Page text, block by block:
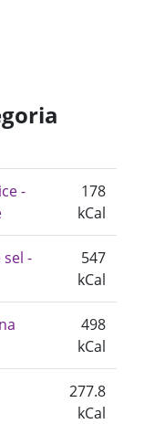
-
178
kCal
-
547
kCal
498
kCal
277.8
kCal